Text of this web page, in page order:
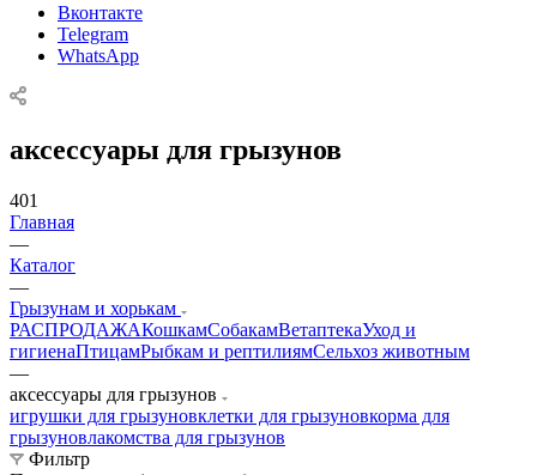
Вконтакте
Telegram
WhatsApp
аксессуары для грызунов
401
Главная
—
Каталог
—
Грызунам и хорькам
РАСПРОДАЖАКошкамСобакамВетаптекаУход и
гигиенаПтицамРыбкам и рептилиямСельхоз животным
—
аксессуары для грызунов
игрушки для грызуновклетки для грызуновкорма для
грызуновлакомства для грызунов
Фильтр